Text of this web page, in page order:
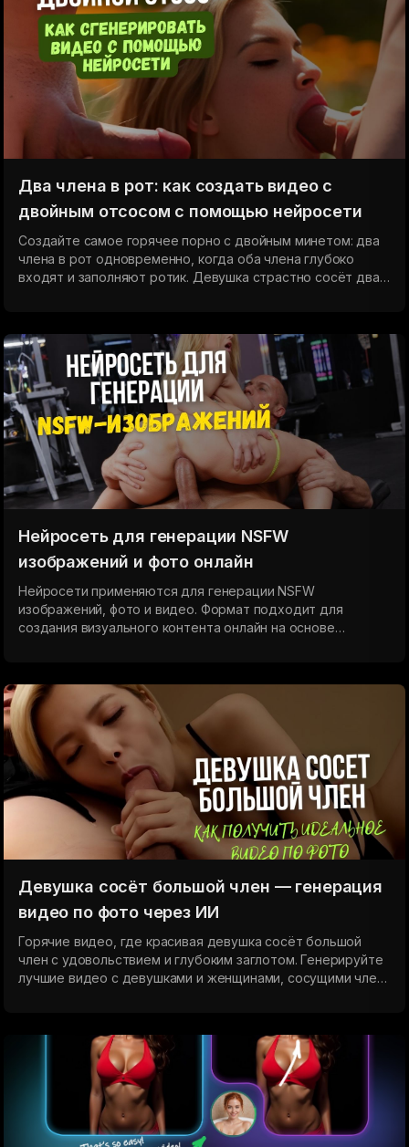
Два члена в рот: как создать видео с
двойным отсосом с помощью нейросети
Создайте самое горячее порно с двойным минетом: два
члена в рот одновременно, когда оба члена глубоко
входят и заполняют ротик. Девушка страстно сосёт два
и никакого пощады — только настоящий секс.
Нейросеть для генерации NSFW
изображений и фото онлайн
Нейросети применяются для генерации NSFW
изображений, фото и видео. Формат подходит для
создания визуального контента онлайн на основе
Девушка сосёт большой член — генерация
видео по фото через ИИ
Горячие видео, где красивая девушка сосёт большой
член с удовольствием и глубоким заглотом. Генерируйте
лучшие видео с девушками и женщинами, сосущими член